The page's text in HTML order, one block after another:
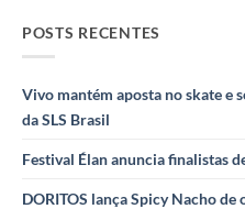
POSTS RECENTES
Vivo mantém aposta no skate e
da SLS Brasil
Festival Élan anuncia finalistas
DORITOS lança Spicy Nacho